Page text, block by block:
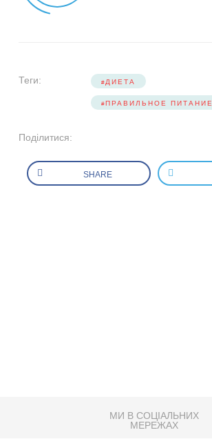
Теги: ДИЕТА
ПРАВИЛЬНОЕ ПИТАНИЕ
Поділитися:
SHARE
МИ В СОЦІАЛЬНИХ
МЕРЕЖАХ